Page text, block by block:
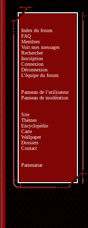
Index du forum
FAQ
Membres
Voir mes messages
Rechercher
Inscription
Connexion
Déconnexion
L’équipe du forum
Panneau de l’utilisateur
Panneau de modération
Site
Thèmes
Encyclopédie
Carte
Wallpaper
Dossiers
Contact
Partenariat